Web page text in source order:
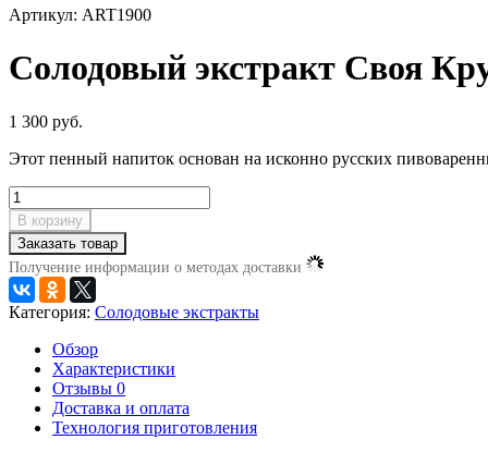
Артикул: ART1900
Солодовый экстракт Своя
1 300 руб.
Этот пенный напиток основан на исконно русских
В корзину
Заказать товар
Получение информации о методах доставки
Категория: Солодовые экстракты
Обзор
Характеристики
Отзывы 0
Доставка и оплата
Технология приготовления